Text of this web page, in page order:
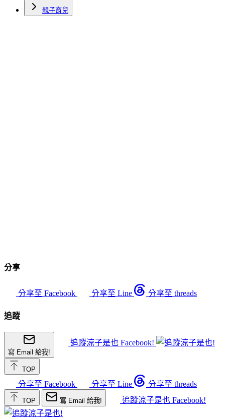
親子育兒
分享
分享至 Facebook 分享至 Line 分享至 threads
追蹤
寫 Email 給我!
追蹤涼子是也 Facebook!
TOP
分享至 Facebook 分享至 Line 分享至 threads
TOP 寫 Email 給我! 追蹤涼子是也 Facebook!